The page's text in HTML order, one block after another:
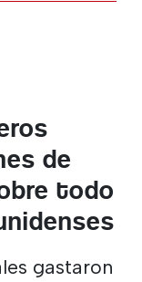
de
todo
gastaron